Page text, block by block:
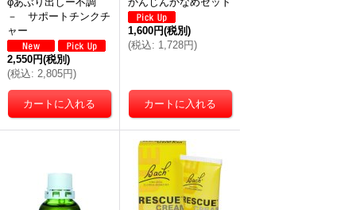
－ サポートチンクチ
ャー
2,550円(税別)
(税込: 2,805円)
1,600円(税別)
(税込: 1,728円)